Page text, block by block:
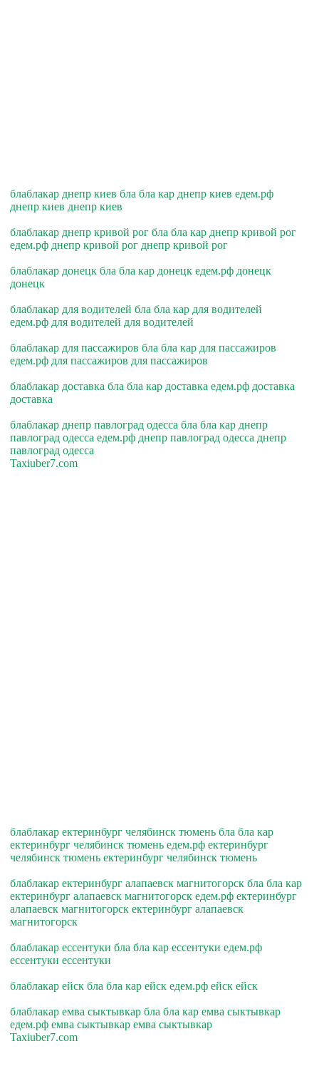
блаблакар днепр киев бла бла кар днепр киев едем.рф
днепр киев днепр киев
блаблакар днепр кривой рог бла бла кар днепр кривой рог
едем.рф днепр кривой рог днепр кривой рог
блаблакар донецк бла бла кар донецк едем.рф донецк
донецк
блаблакар для водителей бла бла кар для водителей
едем.рф для водителей для водителей
блаблакар для пассажиров бла бла кар для пассажиров
едем.рф для пассажиров для пассажиров
блаблакар доставка бла бла кар доставка едем.рф доставка
доставка
блаблакар днепр павлоград одесса бла бла кар днепр
павлоград одесса едем.рф днепр павлоград одесса днепр
павлоград одесса
Taxiuber7.com
блаблакар ектеринбург челябинск тюмень бла бла кар
ектеринбург челябинск тюмень едем.рф ектеринбург
челябинск тюмень ектеринбург челябинск тюмень
блаблакар ектеринбург алапаевск магнитогорск бла бла кар
ектеринбург алапаевск магнитогорск едем.рф ектеринбург
алапаевск магнитогорск ектеринбург алапаевск
магнитогорск
блаблакар ессентуки бла бла кар ессентуки едем.рф
ессентуки ессентуки
блаблакар ейск бла бла кар ейск едем.рф ейск ейск
блаблакар емва сыктывкар бла бла кар емва сыктывкар
едем.рф емва сыктывкар емва сыктывкар
Taxiuber7.com